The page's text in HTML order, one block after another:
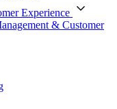
Experience
& Customer